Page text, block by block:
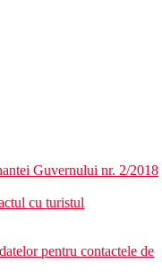
Guvernului nr. 2/2018
cu turistul
pentru contactele de